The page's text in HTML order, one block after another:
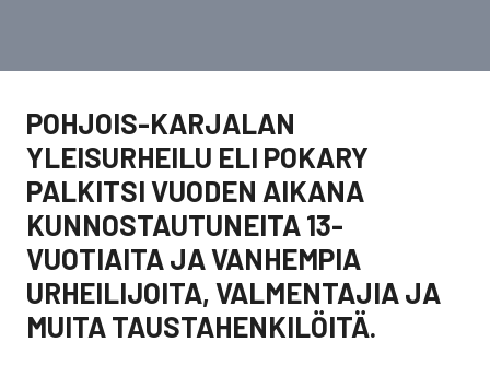
POHJOIS-KARJALAN
YLEISURHEILU ELI POKARY
PALKITSI VUODEN AIKANA
KUNNOSTAUTUNEITA 13-
VUOTIAITA JA VANHEMPIA
URHEILIJOITA, VALMENTAJIA JA
MUITA TAUSTAHENKILÖITÄ.